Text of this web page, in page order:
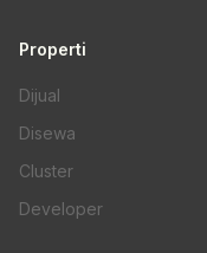
Properti
Dijual
Disewa
Cluster
Developer